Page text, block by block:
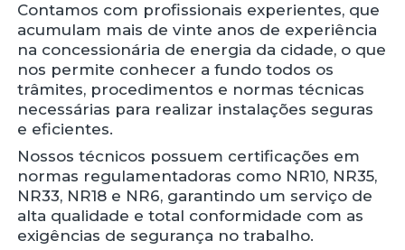
Contamos com profissionais experientes, que
acumulam mais de vinte anos de experiência
na concessionária de energia da cidade, o que
nos permite conhecer a fundo todos os
trâmites, procedimentos e normas técnicas
necessárias para realizar instalações seguras
e eficientes.
Nossos técnicos possuem certificações em
normas regulamentadoras como NR10, NR35,
NR33, NR18 e NR6, garantindo um serviço de
alta qualidade e total conformidade com as
exigências de segurança no trabalho.